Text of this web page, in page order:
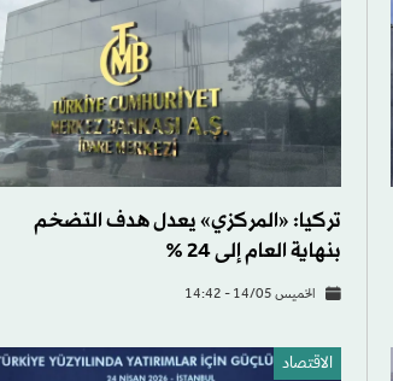
تركيا: «المركزي» يعدل هدف التضخم
بنهاية العام إلى 24 %
الخميس 14/05 - 14:42
الاقتصاد